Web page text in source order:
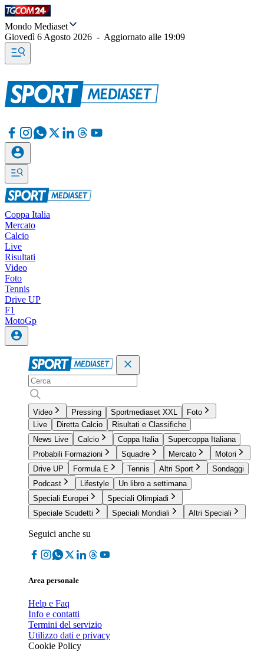
Mondo Mediaset
Giovedì 6 Agosto 2026 - Aggiornato alle 19:09
Coppa Italia
Mercato
Calcio
Live
Risultati
Video
Foto
Tennis
Drive UP
F1
MotoGp
Video Pressing Sportmediaset XXL
Foto
Live
Diretta Calcio
Risultati e Classifiche
News Live
Calcio Coppa Italia
Supercoppa Italiana
Probabili Formazioni
Squadre Mercato
Motori
Drive UP
Formula E Tennis Altri Sport
Sondaggi
Podcast
Lifestyle
Un libro a settimana
Speciali Europei
Speciali Olimpiadi
Speciale Scudetti
Speciali Mondiali Altri Speciali
Seguici anche su
Area personale
Help e Faq
Info e contatti
Termini del servizio
Utilizzo dati e privacy
Cookie Policy